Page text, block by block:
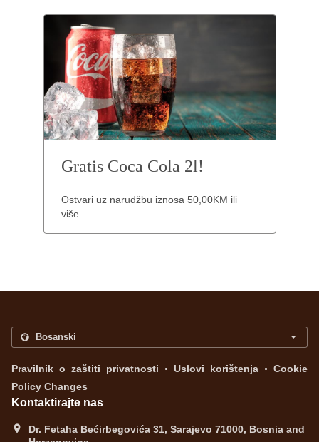
Gratis Coca Cola 2l!
Ostvari uz narudžbu iznosa 50,00KM ili
više.
Pravilnik o zaštiti privatnosti . Uslovi korištenja . Cookie
Policy Changes
Kontaktirajte nas
Dr. Fetaha Bećirbegovića 31, Sarajevo 71000, Bosnia and